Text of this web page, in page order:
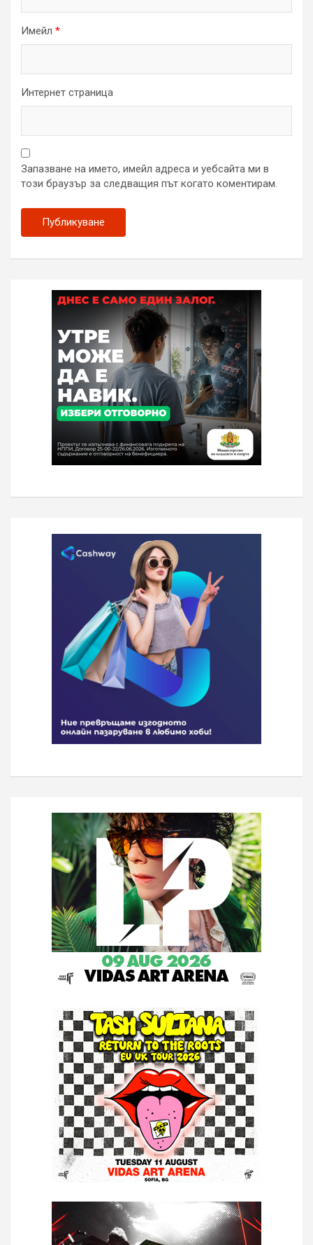
Имейл *
Интернет страница
Запазване на името, имейл адреса и уебсайта ми в
този браузър за следващия път когато коментирам.